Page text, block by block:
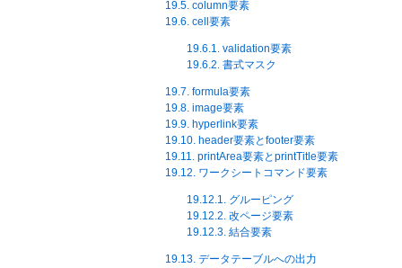
19.5. column要素
19.6. cell要素
19.6.1. validation要素
19.6.2. 書式マスク
19.7. formula要素
19.8. image要素
19.9. hyperlink要素
19.10. header要素とfooter要素
19.11. printArea要素とprintTitle要素
19.12. ワークシートコマンド要素
19.12.1. グルーピング
19.12.2. 改ページ要素
19.12.3. 結合要素
19.13. データテーブルへの出力